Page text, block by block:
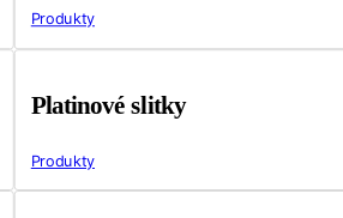
Produkty
Platinové slitky
Produkty